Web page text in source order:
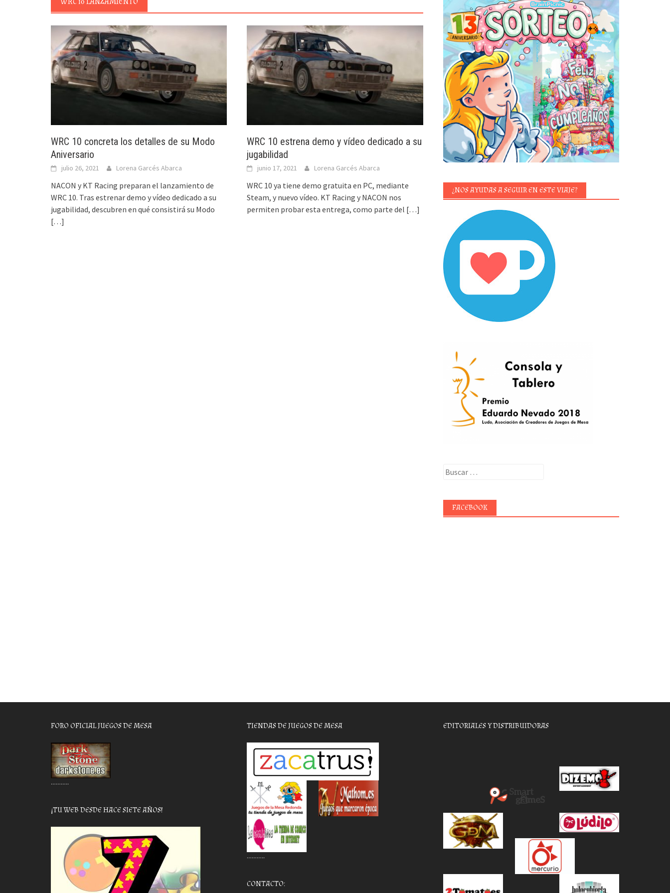
WRC 10 concreta los detalles de su Modo
Aniversario
julio 26, 2021 Lorena Garcés Abarca
NACON y KT Racing preparan el lanzamiento de
WRC 10. Tras estrenar demo y vídeo dedicado a su
jugabilidad, descubren en qué consistirá su Modo
[…]
WRC 10 estrena demo y vídeo dedicado a su
jugabilidad
junio 17, 2021 Lorena Garcés Abarca
WRC 10 ya tiene demo gratuita en PC, mediante
Steam, y nuevo vídeo. KT Racing y NACON nos
permiten probar esta entrega, como parte del […]
¿NOS AYUDAS A SEGUIR EN ESTE VIAJE?
Buscar:
FACEBOOK
FORO OFICIAL JUEGOS DE MESA
………..
¡TU WEB DESDE HACE SIETE AÑOS!
TIENDAS DE JUEGOS DE MESA
………..
CONTACTO:
EDITORIALES Y DISTRIBUIDORAS